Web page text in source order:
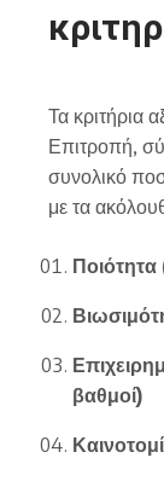
Τα κριτήρια
Επιτροπή,
συνολικό
με τα
Ποιότητα
βαθμοί)